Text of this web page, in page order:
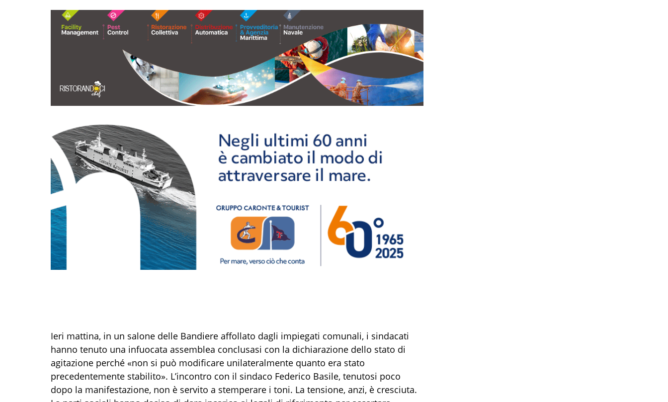
Ieri mattina, in un salone delle Bandiere affollato dagli impiegati comunali, i sindacati
hanno tenuto una infuocata assemblea conclusasi con la dichiarazione dello stato di
agitazione perché «non si può modificare unilateralmente quanto era stato
precedentemente stabilito». L’incontro con il sindaco Federico Basile, tenutosi poco
dopo la manifestazione, non è servito a stemperare i toni. La tensione, anzi, è cresciuta.